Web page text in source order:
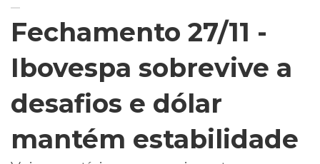
Fechamento 27/11 -
Ibovespa sobrevive a
desafios e dólar
mantém estabilidade